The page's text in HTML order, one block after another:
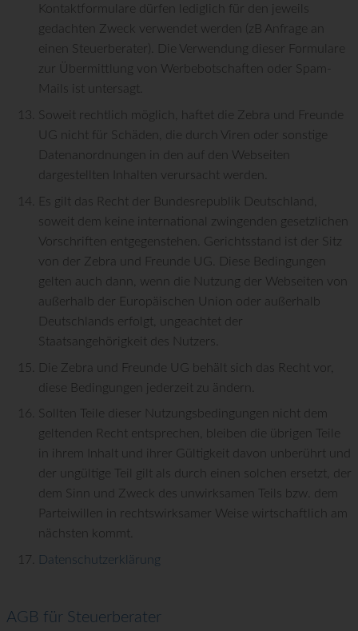
Kontaktformulare dürfen lediglich für den jeweils
gedachten Zweck verwendet werden (zB Anfrage an
einen Steuerberater). Die Verwendung dieser Formulare
zur Übermittlung von Werbebotschaften oder Spam-
Mails ist untersagt.
Soweit rechtlich möglich, haftet die Zebra und Freunde
UG nicht für Schäden, die durch Viren oder sonstige
Datenanordnungen in den auf den Webseiten
dargestellten Inhalten verursacht werden.
Es gilt das Recht der Bundesrepublik Deutschland,
soweit dem keine international zwingenden gesetzlichen
Vorschriften entgegenstehen. Gerichtsstand ist der Sitz
von der Zebra und Freunde UG. Diese Bedingungen
gelten auch dann, wenn die Nutzung der Webseiten von
außerhalb der Europäischen Union oder außerhalb
Deutschlands erfolgt, ungeachtet der
Staatsangehörigkeit des Nutzers.
Die Zebra und Freunde UG behält sich das Recht vor,
diese Bedingungen jederzeit zu ändern.
Sollten Teile dieser Nutzungsbedingungen nicht dem
geltenden Recht entsprechen, bleiben die übrigen Teile
in ihrem Inhalt und ihrer Gültigkeit davon unberührt und
der ungültige Teil gilt als durch einen solchen ersetzt, der
dem Sinn und Zweck des unwirksamen Teils bzw. dem
Parteiwillen in rechtswirksamer Weise wirtschaftlich am
nächsten kommt.
Datenschutzerklärung
AGB für Steuerberater